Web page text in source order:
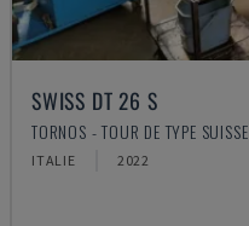
SWISS DT 26 S
TORNOS - TOUR DE TYPE SUISSE
ITALIE 2022